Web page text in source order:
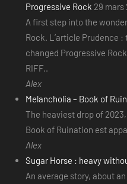
Progressive Rock 29 mars
A first step into the
Rock. L’article Prudence
changed Progressive
RIFF..
Alex
Melancholia – Book of
The heaviest drop of
Book of Ruination est
Alex
Sugar Horse : heavy
An average story, about